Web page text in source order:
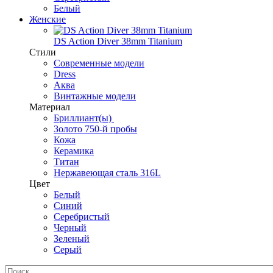
Белый
Женские
DS Action Diver 38mm Titanium
Стили
Современные модели
Dress
Аква
Винтажные модели
Материал
Бриллиант(ы)
Золото 750-й пробы
Кожа
Керамика
Титан
Нержавеющая сталь 316L
Цвет
Белый
Синий
Серебристый
Черный
Зеленый
Серый